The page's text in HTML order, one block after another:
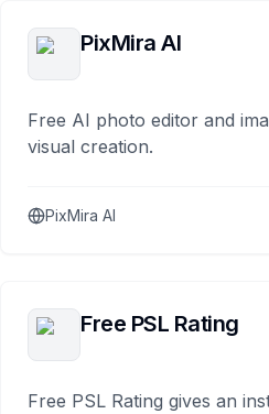
PixMira AI
Free AI photo editor and
visual creation.
PixMira AI
Free PSL Rating
Free PSL Rating gives an